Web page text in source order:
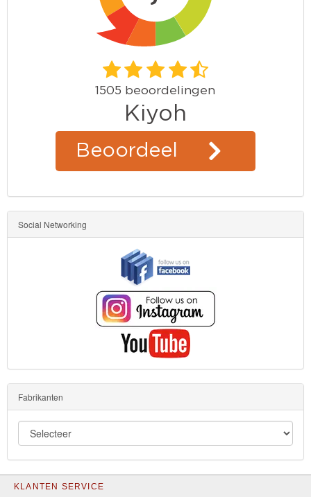
Social Networking
Fabrikanten
KLANTEN SERVICE